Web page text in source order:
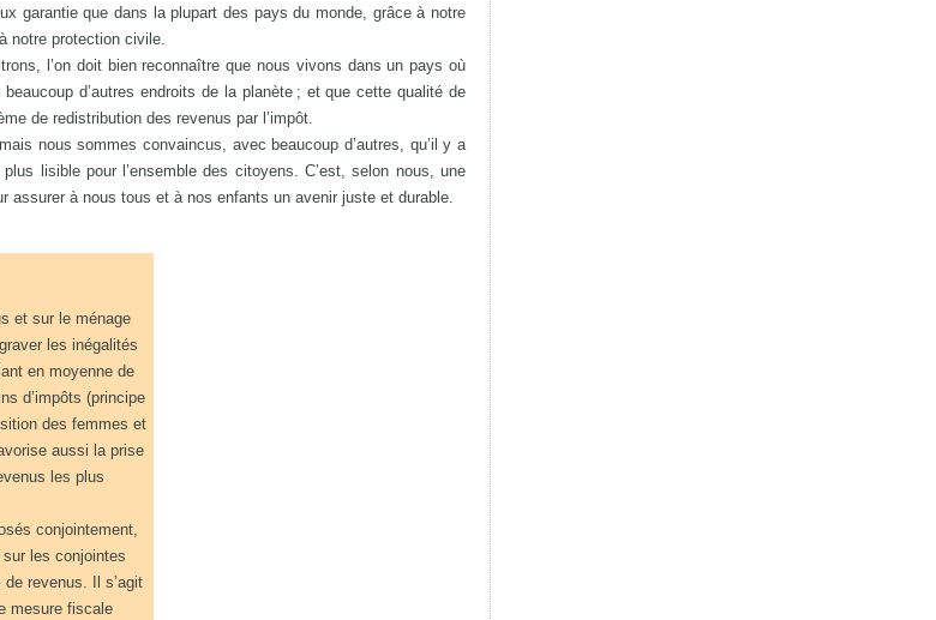
garantie que dans la plupart des pays du monde, grâce à notre
notre protection civile.
l’on doit bien reconnaître que nous vivons dans un pays où
d’autres endroits de la planète ; et que cette qualité de
de redistribution des revenus par l’impôt.
nous sommes convaincus, avec beaucoup d’autres, qu’il y a
lisible pour l’ensemble des citoyens. C’est, selon nous, une
assurer à nous tous et à nos enfants un avenir juste et durable.
et sur le ménage
les inégalités
en moyenne de
d’impôts (principe
des femmes et
aussi la prise
les plus
conjointement,
les conjointes
revenus. Il s’agit
mesure fiscale